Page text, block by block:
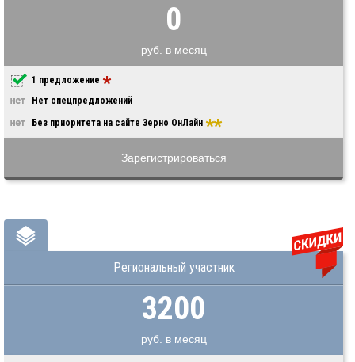
0
руб. в месяц
1 предложение
Нет спецпредложений
Без приоритета на сайте Зерно ОнЛайн
Зарегистрироваться
Региональный участник
3200
руб. в месяц